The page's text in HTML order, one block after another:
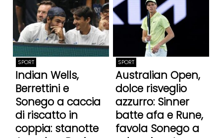
SPORT
Indian Wells,
Berrettini e
Sonego a caccia
di riscatto in
coppia: stanotte
SPORT
Australian Open,
dolce risveglio
azzurro: Sinner
batte afa e Rune,
favola Sonego a